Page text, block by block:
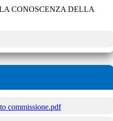
CONOSCENZA DELLA
commissione.pdf